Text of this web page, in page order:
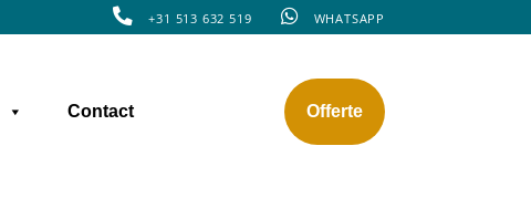
+31 513 632 519 WHATSAPP
Contact Offerte